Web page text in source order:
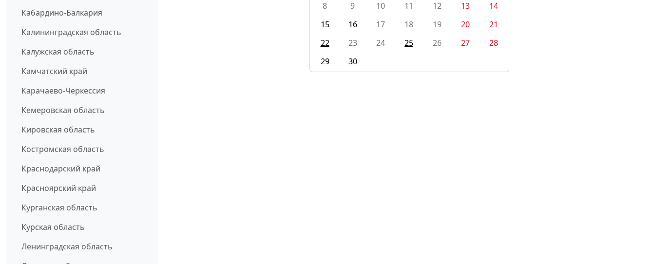
Кабардино-Балкария
Калининградская область
Калужская область
Камчатский край
Карачаево-Черкессия
Кемеровская область
Кировская область
Костромская область
Краснодарский край
Красноярский край
Курганская область
Курская область
Ленинградская область
8
9 10 11 12 13
14
15
16 17 18 19 20
21
22
23 24 25 26 27
28
29
30